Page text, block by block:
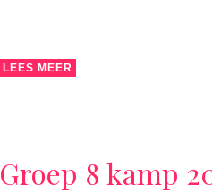
LEES MEER
Groep 8 kamp